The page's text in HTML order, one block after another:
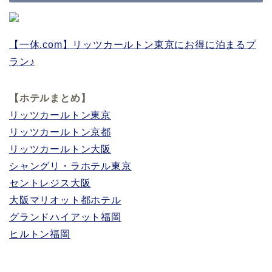
【一休.com】リッツカールトン東京にお得に泊まるプ
ラン♪
【ホテルまとめ】
リッツカールトン東京
リッツカールトン京都
リッツカールトン大阪
シャングリ・ラホテル東京
セントレジス大阪
大阪マリオット都ホテル
グランドハイアット福岡
ヒルトン福岡